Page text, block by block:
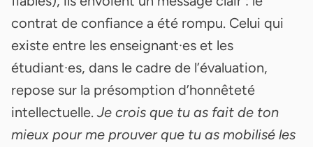
contrat de confiance a été rompu. Celui qui
existe entre les enseignant·es et les
étudiant·es, dans le cadre de l’évaluation,
repose sur la présomption d’honnêteté
intellectuelle. Je crois que tu as fait de ton
mieux pour me prouver que tu as mobilisé les